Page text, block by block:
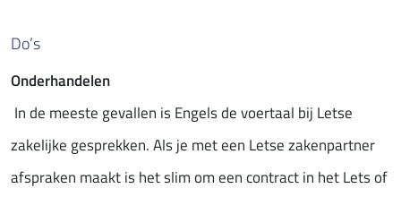
Do’s
Onderhandelen
In de meeste gevallen is Engels de voertaal bij Letse
zakelijke gesprekken. Als je met een Letse zakenpartner
afspraken maakt is het slim om een contract in het Lets of